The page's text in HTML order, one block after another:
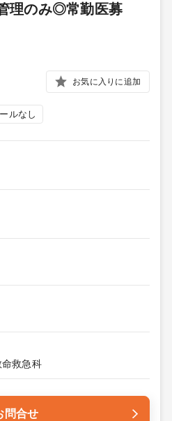
理のみ◎常勤医募
お気に入りに追加
ルなし
救急科
問合せ